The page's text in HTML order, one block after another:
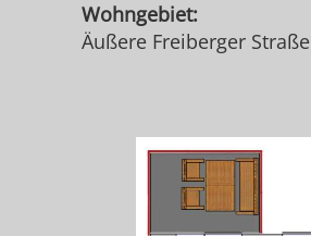
Wohngebiet:
Äußere Freiberger Straße